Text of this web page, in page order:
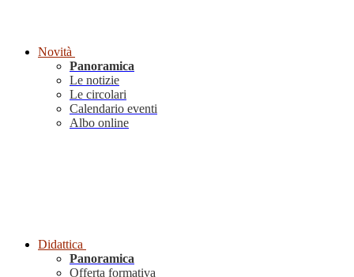
Novità
Panoramica
Le notizie
Le circolari
Calendario eventi
Albo online
Didattica
Panoramica
Offerta formativa